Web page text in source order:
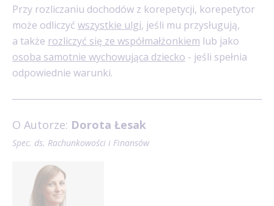
Przy rozliczaniu dochodów z korepetycji, korepetytor
może odliczyć wszystkie ulgi, jeśli mu przysługują,
a także rozliczyć się ze współmałżonkiem lub jako
osoba samotnie wychowująca dziecko - jeśli spełnia
odpowiednie warunki.
O Autorze: Dorota Łesak
Spec. ds. Rachunkowości i Finansów